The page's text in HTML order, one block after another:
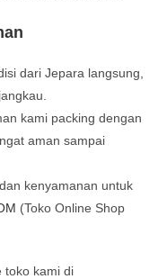
dari Jepara langsung,
kami packing dengan
aman sampai
kenyamanan untuk
(Toko Online Shop
toko kami di